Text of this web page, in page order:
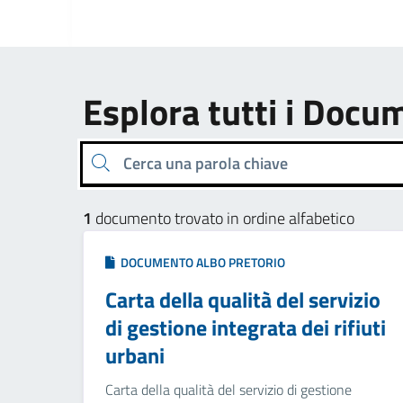
Esplora tutti i
Cerca una parola chiave
1 documento trovato in ordine alfabetico
DOCUMENTO ALBO PRETORIO
Carta della qualità del servizio
di gestione integrata dei rifiuti
urbani
Carta della qualità del servizio di gestione